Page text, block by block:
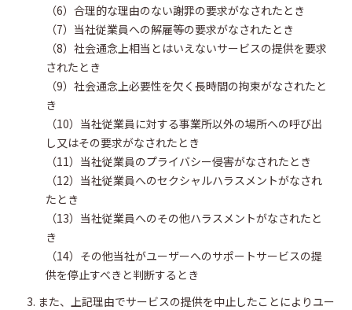
（6）合理的な理由のない謝罪の要求がなされたとき
（7）当社従業員への解雇等の要求がなされたとき
（8）社会通念上相当とはいえないサービスの提供を要求
されたとき
（9）社会通念上必要性を欠く長時間の拘束がなされたと
き
（10）当社従業員に対する事業所以外の場所への呼び出
し又はその要求がなされたとき
（11）当社従業員のプライバシー侵害がなされたとき
（12）当社従業員へのセクシャルハラスメントがなされ
たとき
（13）当社従業員へのその他ハラスメントがなされたと
き
（14）その他当社がユーザーへのサポートサービスの提
供を停止すべきと判断するとき
また、上記理由でサービスの提供を中止したことによりユー